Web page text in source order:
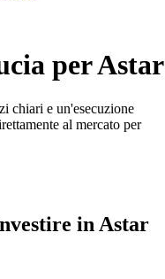
per Astar
chiari e un'esecuzione
al mercato per
in Astar